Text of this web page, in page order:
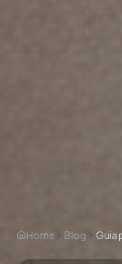
Home Blog